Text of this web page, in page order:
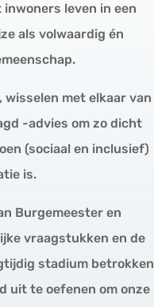
leven in een
als volwaardig én
met elkaar van
-advies om zo dicht
(sociaal en inclusief)
is.
Burgemeester en
vraagstukken en de
stadium betrokken
uit te oefenen om onze